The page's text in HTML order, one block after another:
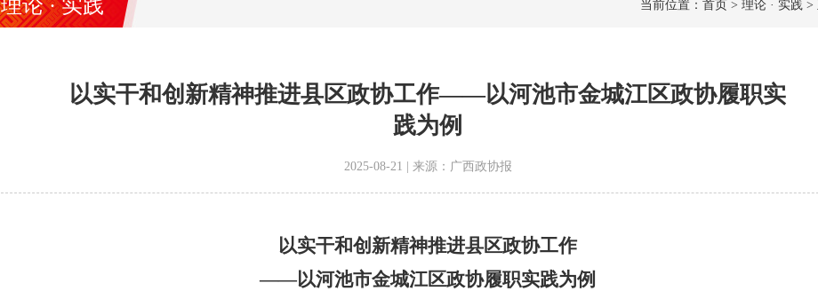
理论 · 实践 当前位置：首页 > 理论 · 实践 >
以实干和创新精神推进县区政协工作——以河池市金城江区政协履职实
践为例
2025-08-21 | 来源：广西政协报
以实干和创新精神推进县区政协工作
——以河池市金城江区政协履职实践为例